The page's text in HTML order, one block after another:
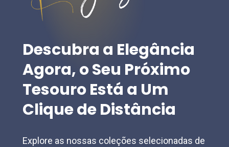
Descubra a Elegância
Agora,oSeu Próximo
TesouroEstá a Um
CliquedeDistância
Explore as nossas coleções selecionadas de